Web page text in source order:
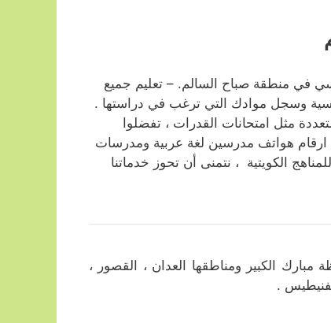
في منطقة صباح السالم. – تعليم جميع
وسجل موادك التي ترغب في دراستها .
مثل امتحانات القدرات ، تفضلوا
ارقام هواتف مدرسين لغة عربية ومدرسات
الكويتية ، نتمنى أن تحوز خدماتنا
الكبير ومناطقها العدان ، القصور ،
.